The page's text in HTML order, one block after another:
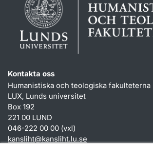
Kontakta oss
Humanistiska och teologiska fakulteterna
LUX, Lunds universitet
Box 192
221 00 LUND
046-222 00 00 (vxl)
kansliht@kansliht.lu.se